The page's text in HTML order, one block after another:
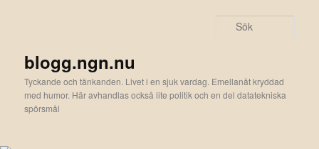
blogg.ngn.nu
Tyckande och tänkanden. Livet i en sjuk vardag. Emellanåt kryddad
med humor. Här avhandlas också lite politik och en del datatekniska
spörsmål